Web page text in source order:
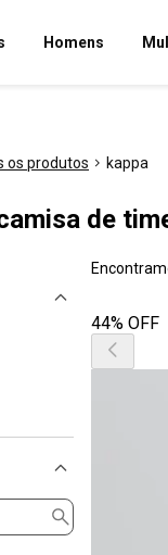
Homens
os produtos kappa
de
44% OFF